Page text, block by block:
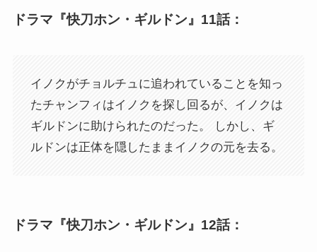
ドラマ『快刀ホン・ギルドン』11話：
イノクがチョルチュに追われていることを知っ
たチャンフィはイノクを探し回るが、イノクは
ギルドンに助けられたのだった。 しかし、ギ
ルドンは正体を隠したままイノクの元を去る。
ドラマ『快刀ホン・ギルドン』12話：